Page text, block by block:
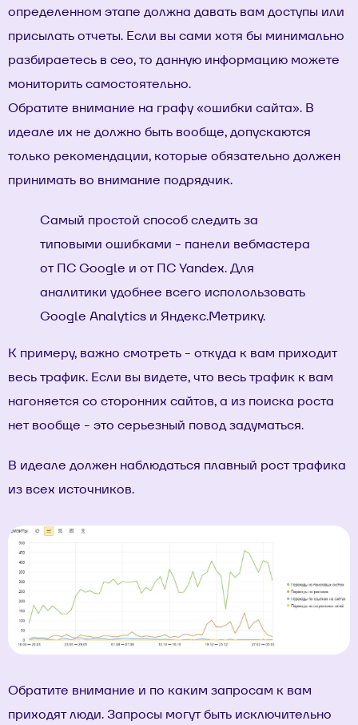
определенном этапе должна давать вам доступы или
присылать отчеты. Если вы сами хотя бы минимально
разбираетесь в сео, то данную информацию можете
мониторить самостоятельно.
Обратите внимание на графу «ошибки сайта». В
идеале их не должно быть вообще, допускаются
только рекомендации, которые обязательно должен
принимать во внимание подрядчик.
Самый простой способ следить за
типовыми ошибками - панели вебмастера
от ПС Google и от ПС Yandex. Для
аналитики удобнее всего исполользовать
Google Analytics и Яндекс.Метрику.
К примеру, важно смотреть - откуда к вам приходит
весь трафик. Если вы видете, что весь трафик к вам
нагоняется со сторонних сайтов, а из поиска роста
нет вообще - это серьезный повод задуматься.
В идеале должен наблюдаться плавный рост трафика
из всех источников.
Обратите внимание и по каким запросам к вам
приходят люди. Запросы могут быть исключительно